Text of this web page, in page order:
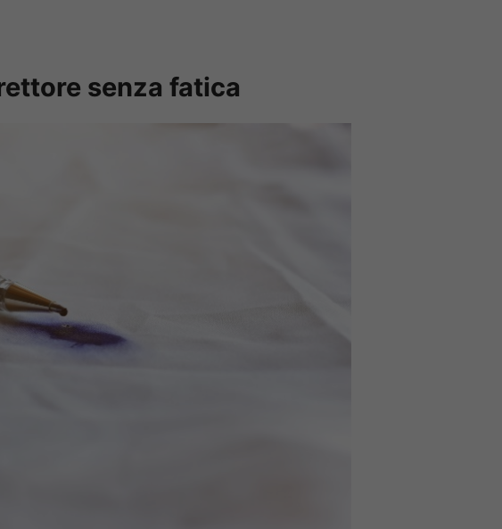
senza fatica